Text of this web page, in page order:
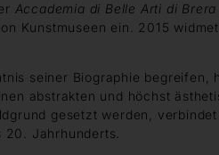
Accademia di Belle Arti di Brera
Kunstmuseen ein. 2015
seiner Biographie
abstrakten und höchst
gesetzt werden,
Jahrhunderts.